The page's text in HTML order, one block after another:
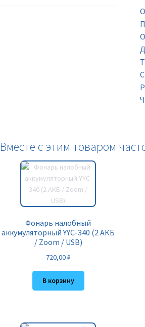
Вместе с этим товаром
Фонарь налобный
аккумуляторный YYC-340 (2 АКБ
/ Zoom / USB)
720,00₽
В корзину